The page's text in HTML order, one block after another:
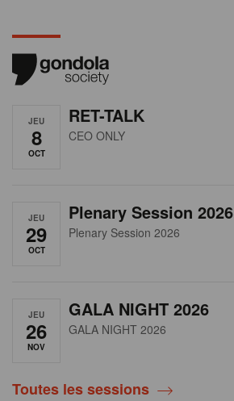
JEU
8
OCT
RET-TALK
CEO ONLY
JEU
29
OCT
Plenary Session 2026
Plenary Session 2026
JEU
26
NOV
GALA NIGHT 2026
GALA NIGHT 2026
Toutes les sessions